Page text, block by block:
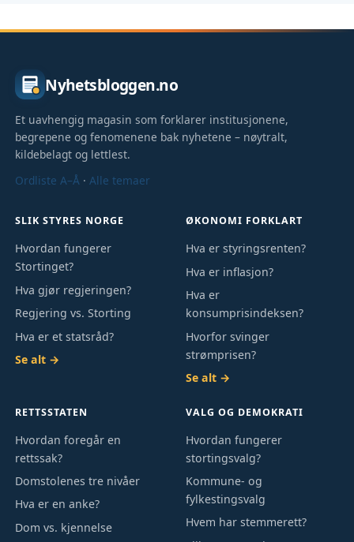
Nyhetsbloggen.no
Et uavhengig magasin som forklarer institusjonene,
begrepene og fenomenene bak nyhetene – nøytralt,
kildebelagt og lettlest.
Ordliste A–Å ·Alle temaer
SLIK STYRES NORGE
Hvordan fungerer
Stortinget?
Hva gjør regjeringen?
Regjering vs. Storting
Hva er et statsråd?
Se alt →
ØKONOMI FORKLART
Hva er styringsrenten?
Hva er inflasjon?
Hva er
konsumprisindeksen?
Hvorfor svinger
strømprisen?
Se alt →
RETTSSTATEN
Hvordan foregår en
rettssak?
Domstolenes tre nivåer
Hva er en anke?
Dom vs. kjennelse
VALG OG DEMOKRATI
Hvordan fungerer
stortingsvalg?
Kommune- og
fylkestingsvalg
Hvem har stemmerett?